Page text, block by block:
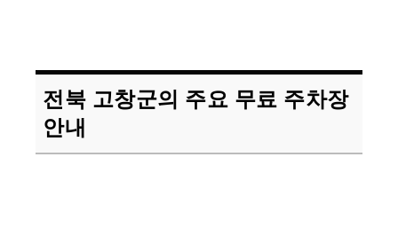
전북 고창군의 주요 무료 주차장
안내